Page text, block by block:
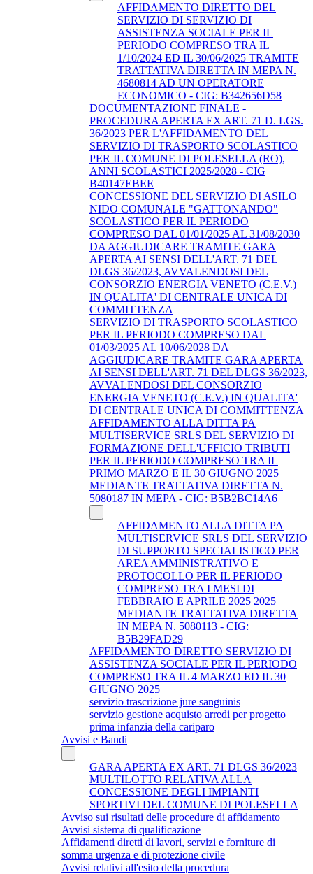
AFFIDAMENTO DIRETTO DEL
SERVIZIO DI SERVIZIO DI
ASSISTENZA SOCIALE PER IL
PERIODO COMPRESO TRA IL
1/10/2024 ED IL 30/06/2025 TRAMITE
TRATTATIVA DIRETTA IN MEPA N.
4680814 AD UN OPERATORE
ECONOMICO - CIG: B342656D58
DOCUMENTAZIONE FINALE -
PROCEDURA APERTA EX ART. 71 D. LGS.
36/2023 PER L'AFFIDAMENTO DEL
SERVIZIO DI TRASPORTO SCOLASTICO
PER IL COMUNE DI POLESELLA (RO),
ANNI SCOLASTICI 2025/2028 - CIG
B40147EBEE
CONCESSIONE DEL SERVIZIO DI ASILO
NIDO COMUNALE "GATTONANDO"
SCOLASTICO PER IL PERIODO
COMPRESO DAL 01/01/2025 AL 31/08/2030
DA AGGIUDICARE TRAMITE GARA
APERTA AI SENSI DELL'ART. 71 DEL
DLGS 36/2023, AVVALENDOSI DEL
CONSORZIO ENERGIA VENETO (C.E.V.)
IN QUALITA' DI CENTRALE UNICA DI
COMMITTENZA
SERVIZIO DI TRASPORTO SCOLASTICO
PER IL PERIODO COMPRESO DAL
01/03/2025 AL 10/06/2028 DA
AGGIUDICARE TRAMITE GARA APERTA
AI SENSI DELL'ART. 71 DEL DLGS 36/2023,
AVVALENDOSI DEL CONSORZIO
ENERGIA VENETO (C.E.V.) IN QUALITA'
DI CENTRALE UNICA DI COMMITTENZA
AFFIDAMENTO ALLA DITTA PA
MULTISERVICE SRLS DEL SERVIZIO DI
FORMAZIONE DELL'UFFICIO TRIBUTI
PER IL PERIODO COMPRESO TRA IL
PRIMO MARZO E IL 30 GIUGNO 2025
MEDIANTE TRATTATIVA DIRETTA N.
5080187 IN MEPA - CIG: B5B2BC14A6
AFFIDAMENTO ALLA DITTA PA
MULTISERVICE SRLS DEL SERVIZIO
DI SUPPORTO SPECIALISTICO PER
AREA AMMINISTRATIVO E
PROTOCOLLO PER IL PERIODO
COMPRESO TRA I MESI DI
FEBBRAIO E APRILE 2025 2025
MEDIANTE TRATTATIVA DIRETTA
IN MEPA N. 5080113 - CIG:
B5B29FAD29
AFFIDAMENTO DIRETTO SERVIZIO DI
ASSISTENZA SOCIALE PER IL PERIODO
COMPRESO TRA IL 4 MARZO ED IL 30
GIUGNO 2025
servizio trascrizione jure sanguinis
servizio gestione acquisto arredi per progetto
prima infanzia della cariparo
Avvisi e Bandi
GARA APERTA EX ART. 71 DLGS 36/2023
MULTILOTTO RELATIVA ALLA
CONCESSIONE DEGLI IMPIANTI
SPORTIVI DEL COMUNE DI POLESELLA
Avviso sui risultati delle procedure di affidamento
Avvisi sistema di qualificazione
Affidamenti diretti di lavori, servizi e forniture di
somma urgenza e di protezione civile
Avvisi relativi all'esito della procedura